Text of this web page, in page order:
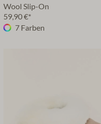
Wool Slip-On
59,90 €*
7 Farben